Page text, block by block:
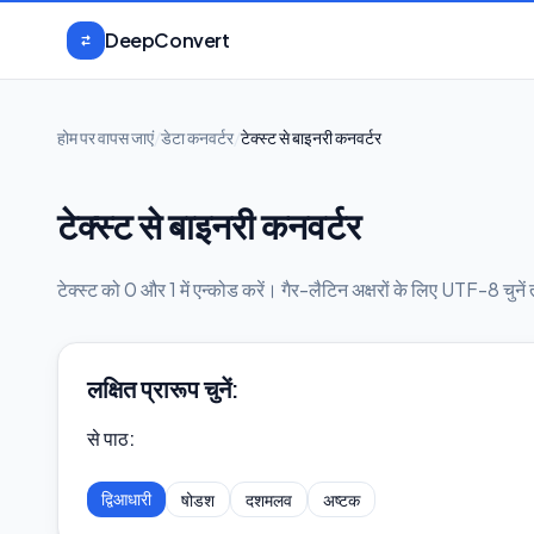
DeepConvert
होम पर वापस जाएं/ डेटा कनवर्टर /टेक्स्ट से बाइनरी कनवर्टर
टेक्स्ट से बाइनरी कनवर्टर
टेक्स्ट को 0 और 1 में एन्कोड करें। गैर-लैटिन अक्षरों के लिए UTF-8 चुनें
लक्षित प्रारूप चुनें:
से पाठ:
द्विआधारी षोडश दशमलव अष्टक